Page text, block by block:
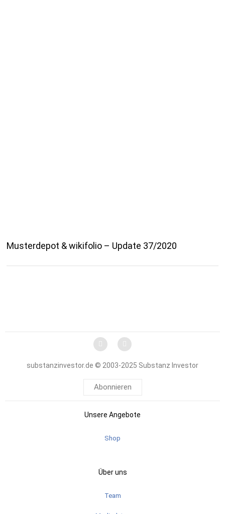
Musterdepot & wikifolio – Update 37/2020
substanzinvestor.de © 2003-2025 Substanz Investor
Abonnieren
Unsere Angebote
Shop
Über uns
Team